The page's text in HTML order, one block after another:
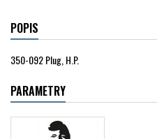
POPIS
350-092 Plug, H.P.
PARAMETRY